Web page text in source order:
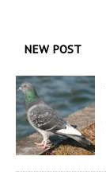
NEW POST